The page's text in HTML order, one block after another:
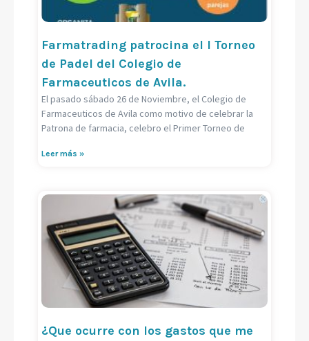
Farmatrading patrocina el I Torneo
de Padel del Colegio de
Farmaceuticos de Avila.
El pasado sábado 26 de Noviembre, el Colegio de
Farmaceuticos de Avila como motivo de celebrar la
Patrona de farmacia, celebro el Primer Torneo de
Leer más »
¿Que ocurre con los gastos que me